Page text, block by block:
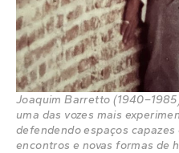
Joaquim Barretto
uma das vozes mais
defendendo espaços
encontros e novas formas de